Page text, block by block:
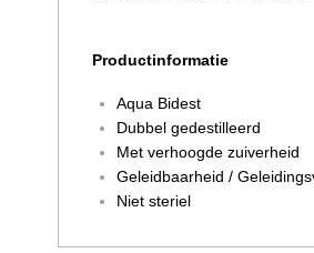
Productinformatie
Aqua Bidest
Dubbel gedestilleerd
Met verhoogde zuiverheid
Geleidbaarheid /
Niet steriel